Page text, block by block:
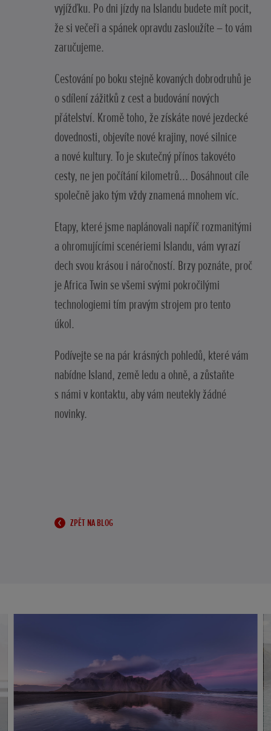
vyjížďku. Po dni jízdy na Islandu budete mít pocit,
že si večeři a spánek opravdu zasloužíte – to vám
zaručujeme.
Cestování po boku stejně kovaných dobrodruhů je
o sdílení zážitků z cest a budování nových
přátelství. Kromě toho, že získáte nové jezdecké
dovednosti, objevíte nové krajiny, nové silnice
a nové kultury. To je skutečný přínos takovéto
cesty, ne jen počítání kilometrů... Dosáhnout cíle
společně jako tým vždy znamená mnohem víc.
Etapy, které jsme naplánovali napříč rozmanitými
a ohromujícími scenériemi Islandu, vám vyrazí
dech svou krásou i náročností. Brzy poznáte, proč
je Africa Twin se všemi svými pokročilými
technologiemi tím pravým strojem pro tento
úkol.
Podívejte se na pár krásných pohledů, které vám
nabídne Island, země ledu a ohně, a zůstaňte
s námi v kontaktu, aby vám neutekly žádné
novinky.
ZPĚT NA BLOG